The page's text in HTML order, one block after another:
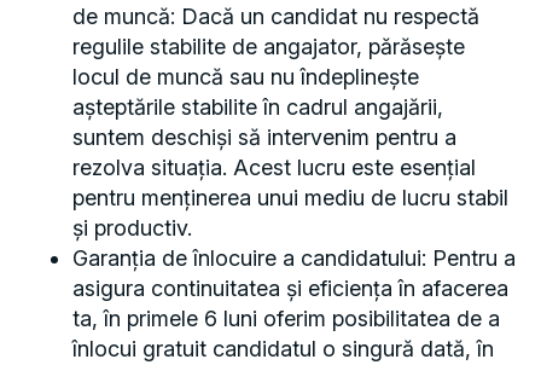
de muncă: Dacă un candidat nu respectă
regulile stabilite de angajator, părăsește
locul de muncă sau nu îndeplinește
așteptările stabilite în cadrul angajării,
suntem deschiși să intervenim pentru a
rezolva situația. Acest lucru este esențial
pentru menținerea unui mediu de lucru stabil
și productiv.
Garanția de înlocuire a candidatului: Pentru a
asigura continuitatea și eficiența în afacerea
ta, în primele 6 luni oferim posibilitatea de a
înlocui gratuit candidatul o singură dată, în